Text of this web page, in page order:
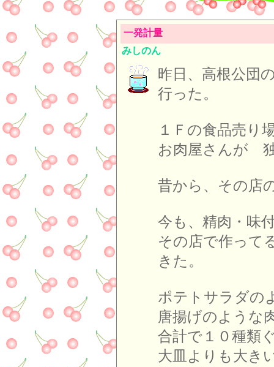
一発計量
みしのん
昨日、高根公団
行った。
１Ｆの食品売り
お肉屋さんが
昔から、その店
今も、精肉・味
その店で作って
きた。
ポテトサラダの
唐揚げのような
合計で１０種類
大皿よりも大き